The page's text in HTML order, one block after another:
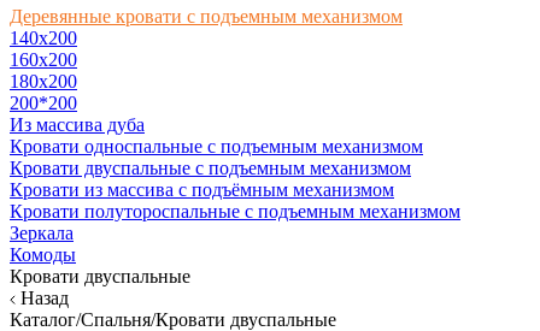
Деревянные кровати с подъемным механизмом
140x200
160х200
180х200
200*200
Из массива дуба
Кровати односпальные с подъемным механизмом
Кровати двуспальные с подъемным механизмом
Кровати из массива с подъёмным механизмом
Кровати полутороспальные с подъемным механизмом
Зеркала
Комоды
Кровати двуспальные
Назад
Каталог/Спальня/Кровати двуспальные